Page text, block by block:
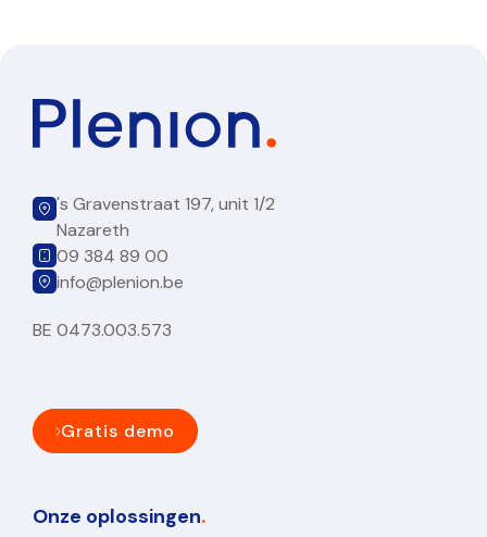
's Gravenstraat 197, unit 1/2
Nazareth
09 384 89 00
info@plenion.be
BE 0473.003.573
Gratis demo
Onze oplossingen.